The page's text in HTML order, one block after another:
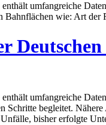
umfangreiche
wie: Art der
umfangreiche
begleitet.
bisher erfolgte